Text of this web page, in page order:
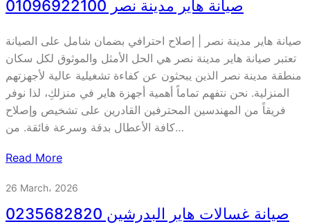
صيانة هاير مدينة نصر 01096922100
صيانة هاير مدينة نصر | إصلاح احترافي بضمان شامل على الصيانة
تعتبر صيانة هاير مدينة نصر هي الحل الأمثل والموثوق لكل سكان
منطقة مدينة نصر الذين يبحثون عن كفاءة تشغيلية عالية لأجهزتهم
المنزلية. نحن نتفهم تماماً أهمية أجهزة هاير في منزلكِ، لذا نوفر
فريقاً من المهندسين المحترفين القادرين على تشخيص وإصلاح
كافة الأعطال بدقة وسرعة فائقة. من…
Read More
26 March، 2026
صيانة غسالات هاير البدرشين 0235682820